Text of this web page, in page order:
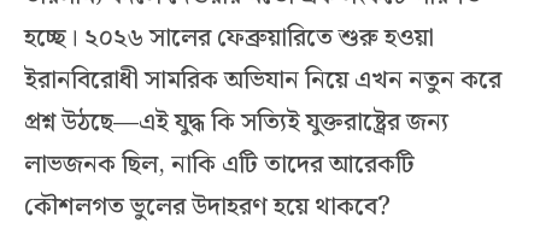
হচ্ছে। ২০২৬ সালের ফেব্রুয়ারিতে শুরু হওয়া
ইরানবিরোধী সামরিক অভিযান নিয়ে এখন নতুন করে
প্রশ্ন উঠছে—এই যুদ্ধ কি সত্যিই যুক্তরাষ্ট্রের জন্য
লাভজনক ছিল, নাকি এটি তাদের আরেকটি
কৌশলগত ভুলের উদাহরণ হয়ে থাকবে?